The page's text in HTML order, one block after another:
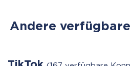
Andere